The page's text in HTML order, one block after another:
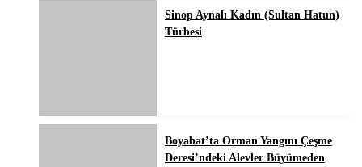
Sinop Aynalı Kadın (Sultan Hatun)
Türbesi
Boyabat’ta Orman Yangını Çeşme
Deresi’ndeki Alevler Büyümeden